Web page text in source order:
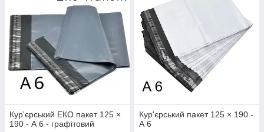
Кур'єрський ЕКО пакет 125 ×
190 - А 6 - графітовий
Кур'єрський пакет 125 × 190 -
А 6